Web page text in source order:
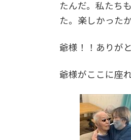
たんだ。私たち
た。楽しかったか
爺様！！ありが
爺様がここに座